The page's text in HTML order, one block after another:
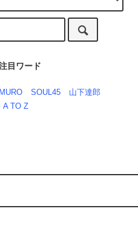
目ワード
SOUL45
山下達郎
A TO Z